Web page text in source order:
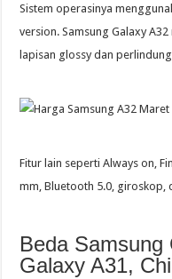
Sistem operasinya
version. Samsung Galaxy
lapisan glossy dan
Fitur lain seperti Always on,
mm, Bluetooth 5.0, giroskop,
Beda Samsung
Galaxy A31,